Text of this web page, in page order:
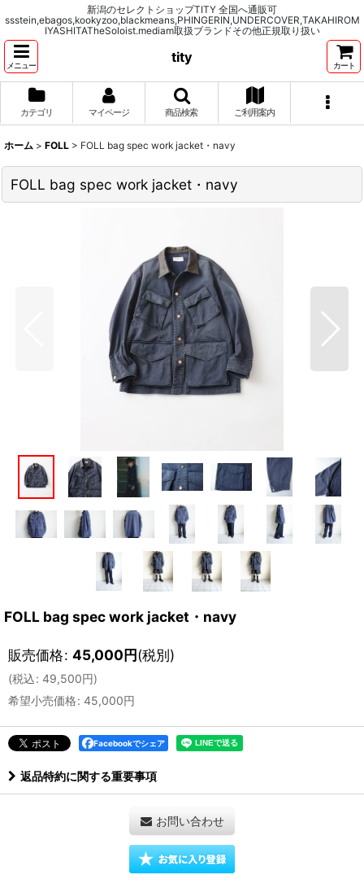
新潟のセレクトショップTITY 全国へ通販可
ssstein,ebagos,kookyzoo,blackmeans,PHINGERIN,UNDERCOVER,TAKAHIROM
IYASHITATheSoloist.mediam取扱ブランドその他正規取り扱い
メニュー
tity
カート
カテゴリ マイページ 商品検索 ご利用案内
ホーム > FOLL > FOLL bag spec work jacket・navy
FOLL bag spec work jacket・navy
FOLL bag spec work jacket・navy
販売価格: 45,000円(税別)
(税込: 49,500円)
希望小売価格: 45,000円
Facebookでシェア
返品特約に関する重要事項
お問い合わせ